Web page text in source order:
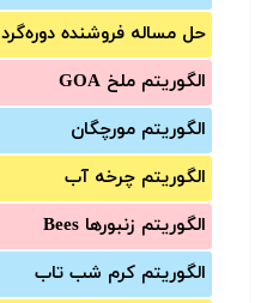
حل مساله فروشنده دوره‌گرد
الگوریتم ملخ GOA
الگوریتم مورچگان
الگوریتم چرخه آب
الگوریتم زنبورها Bees
الگوریتم کرم شب تاب